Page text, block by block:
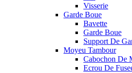
Visserie
Garde Boue
Bavette
Garde Boue
Support De
Moyeu Tambour
Cabochon De
Ecrou De